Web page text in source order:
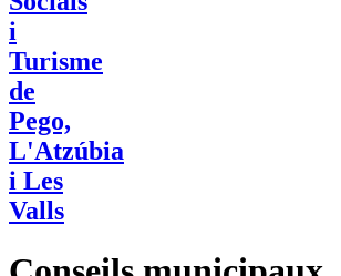
i
Turisme
de
Pego,
L'Atzúbia
i Les
Valls